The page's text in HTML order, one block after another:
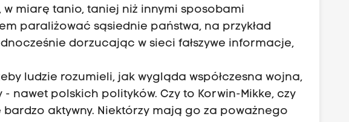
miarę tanio, taniej niż innymi sposobami
paraliżować sąsiednie państwa, na przykład
dorzucając w sieci fałszywe informacje,
ludzie rozumieli, jak wygląda współczesna wojna,
nawet polskich polityków. Czy to Korwin-Mikke, czy
bardzo aktywny. Niektórzy mają go za poważnego